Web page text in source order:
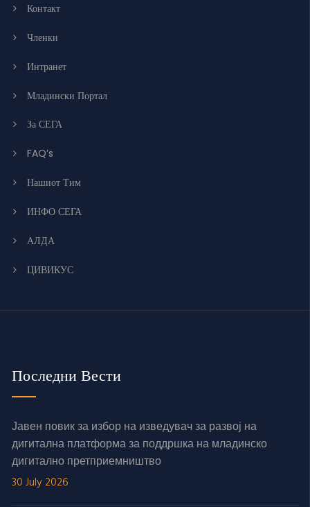
Контакт
Членки
Интранет
Младински Портал
За СЕГА
FAQ’s
Нашиот Тим
ИНФО СЕГА
АЛДА
ЦИВИКУС
Последни Вести
Јавен повик за избор на изведувач за развој на
дигитална платформа за поддршка на младинско
дигитално претприемништво
30 July 2026